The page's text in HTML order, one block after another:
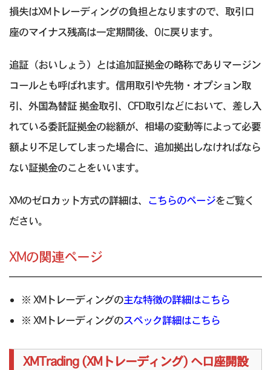
損失はXMトレーディングの負担となりますので、取引口
座のマイナス残高は一定期間後、0に戻ります。
追証（おいしょう）とは追加証拠金の略称でありマージン
コールとも呼ばれます。信用取引や先物・オプション取
引、外国為替証 拠金取引、CFD取引などにおいて、差し入
れている委託証拠金の総額が、相場の変動等によって必要
額より不足してしまった場合に、追加拠出しなければなら
ない証拠金のことをいいます。
XMのゼロカット方式の詳細は、 こちらのページをご覧く
ださい。
XMの関連ページ
※ XMトレーディングの主な特徴の詳細はこちら
※ XMトレーディングのスペック詳細はこちら
XMTrading (XMトレーディング) へ口座開設